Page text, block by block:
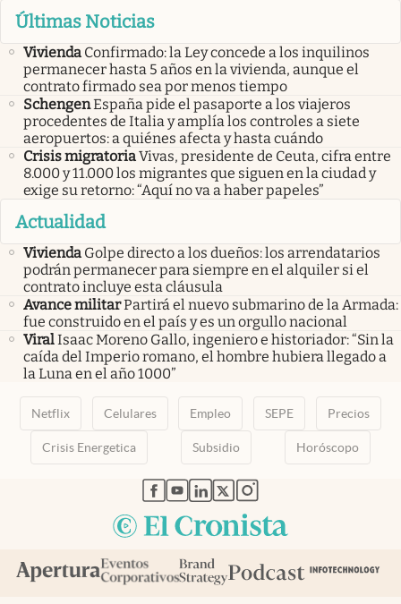
Últimas Noticias
Vivienda Confirmado: la Ley concede a los inquilinos
permanecer hasta 5 años en la vivienda, aunque el
contrato firmado sea por menos tiempo
SchengenEspaña pide el pasaporte a los viajeros
procedentes de Italia y amplía los controles a siete
aeropuertos: a quiénes afecta y hasta cuándo
Crisis migratoriaVivas, presidente de Ceuta, cifra entre
8.000 y 11.000 los migrantes que siguen en la ciudad y
exige su retorno: “Aquí no va a haber papeles”
Actualidad
Vivienda Golpe directo a los dueños: los arrendatarios
podrán permanecer para siempre en el alquiler si el
contrato incluye esta cláusula
Avance militarPartirá el nuevo submarino de la Armada:
fue construido en el país y es un orgullo nacional
ViralIsaac Moreno Gallo, ingeniero e historiador: “Sin la
caída del Imperio romano, el hombre hubiera llegado a
la Luna en el año 1000”
Netflix Celulares Empleo SEPE Precios
Crisis Energetica Subsidio Horóscopo
abre en nueva pestaña
abre en nueva pestaña
abre en nueva pestaña
abre en nueva pestaña
abre en nueva pestaña